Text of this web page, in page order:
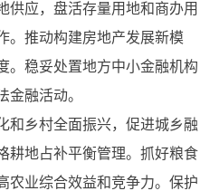
供应，盘活存量用地和商办用
。推动构建房地产发展新模
。稳妥处置地方中小金融机构
金融活动。
乡村全面振兴，促进城乡融
耕地占补平衡管理。抓好粮食
农业综合效益和竞争力。保护